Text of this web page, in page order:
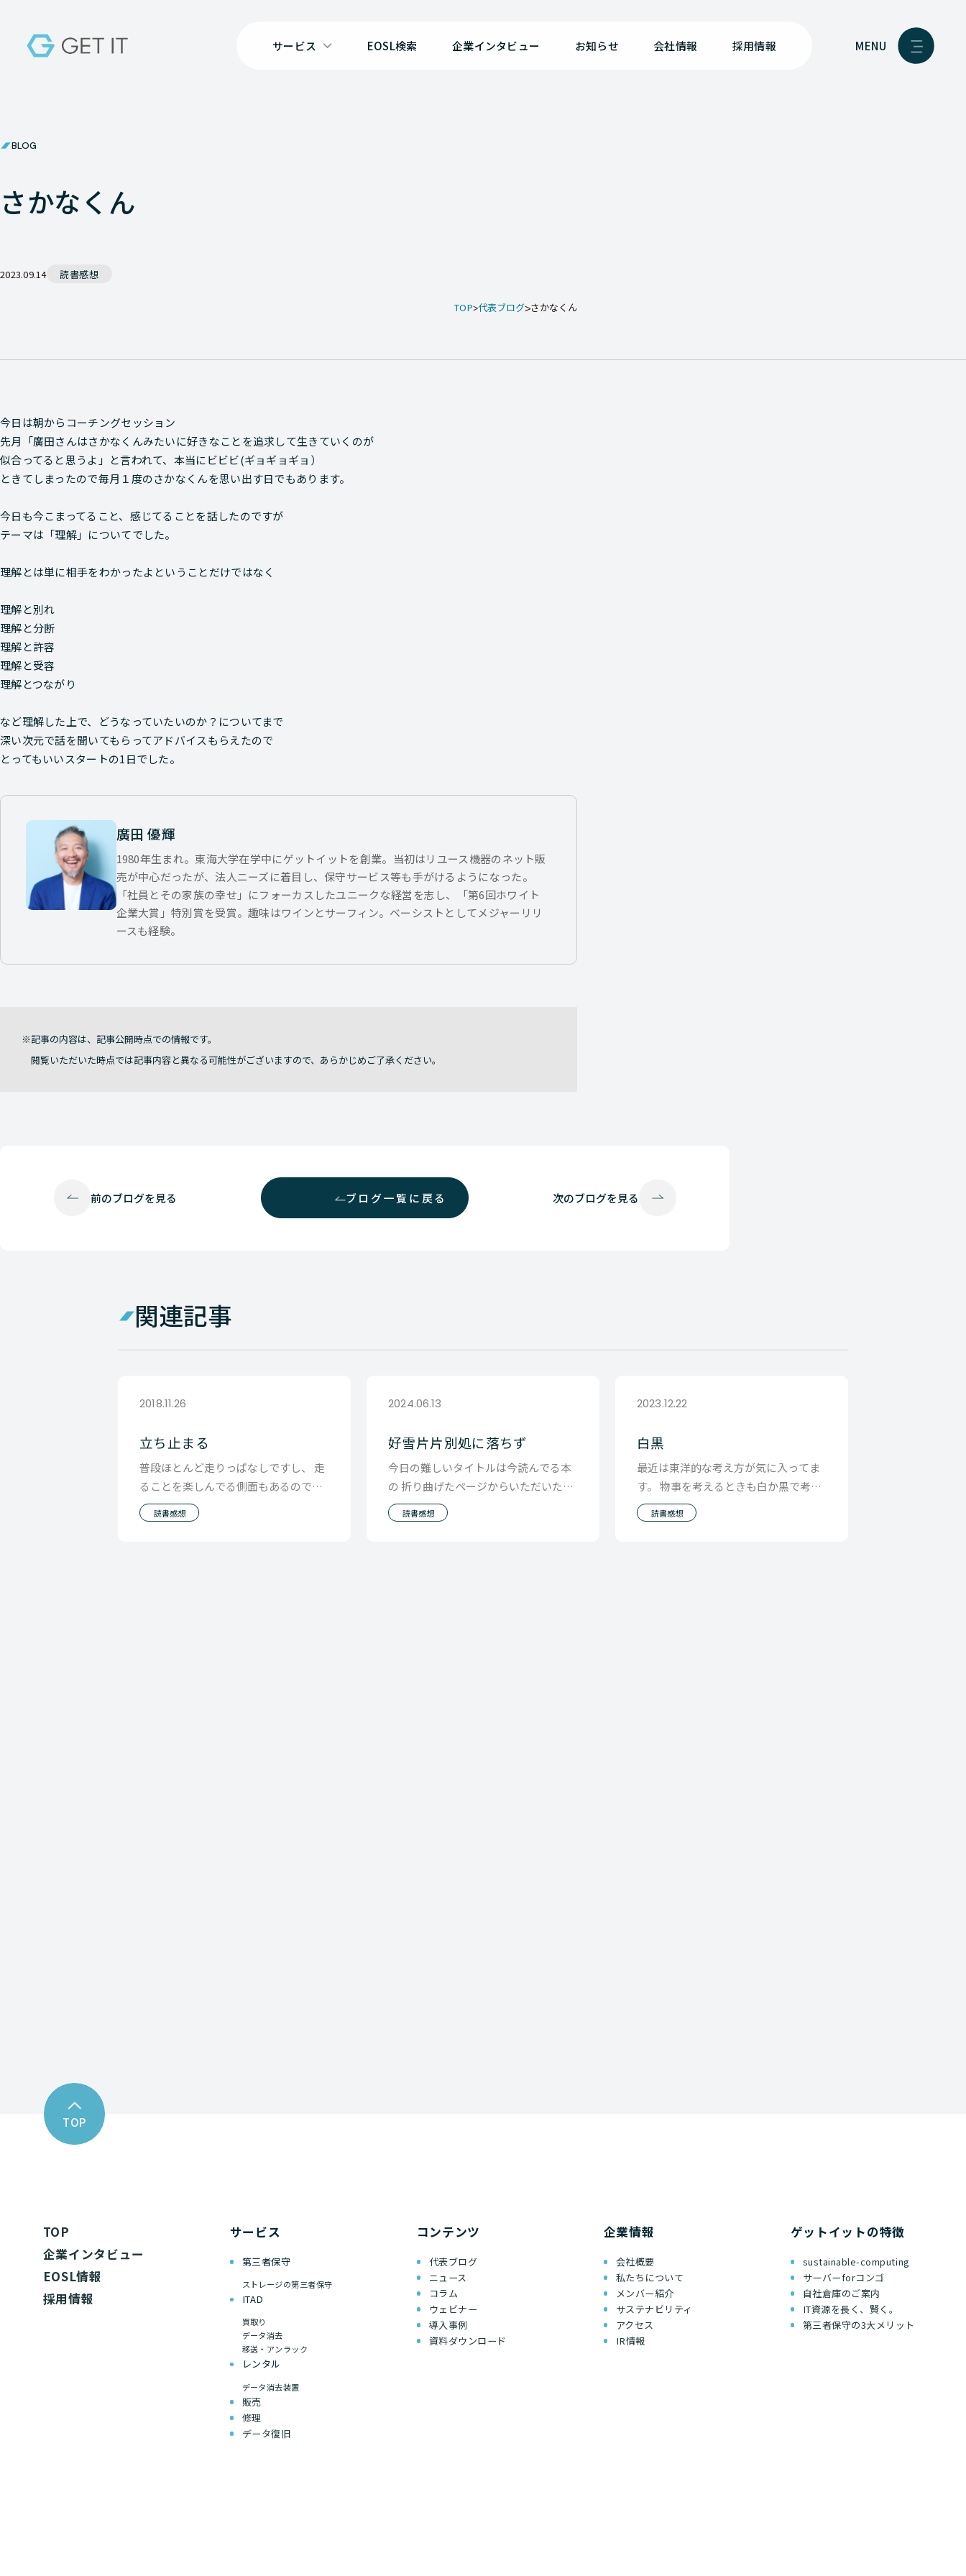
サービス EOSL検索 企業インタビュー お知らせ 会社情報 採用情報 MENU
BLOG
さかなくん
2023.09.14 読書感想
TOP 代表ブログ さかなくん
今日は朝からコーチングセッション
先月「廣田さんはさかなくんみたいに好きなことを追求して生きていくのが
似合ってると思うよ」と言われて、本当にビビビ(ギョギョギョ）
ときてしまったので毎月１度のさかなくんを思い出す日でもあります。
今日も今こまってること、感じてることを話したのですが
テーマは「理解」についてでした。
理解とは単に相手をわかったよということだけではなく
理解と別れ
理解と分断
理解と許容
理解と受容
理解とつながり
など理解した上で、どうなっていたいのか？についてまで
深い次元で話を聞いてもらってアドバイスもらえたので
とってもいいスタートの1日でした。
廣田 優輝
1980年生まれ。東海大学在学中にゲットイットを創業。当初はリユース機器のネット販
売が中心だったが、法人ニーズに着目し、保守サービス等も手がけるようになった。
「社員とその家族の幸せ」にフォーカスしたユニークな経営を志し、「第6回ホワイト
企業大賞」特別賞を受賞。趣味はワインとサーフィン。ベーシストとしてメジャーリリ
ースも経験。
記事の内容は、記事公開時点での情報です。
閲覧いただいた時点では記事内容と異なる可能性がございますので、あらかじめご了承ください。
前のブログを見る ブログ一覧に戻る 次のブログを見る
関連記事
2018.11.26
立ち止まる
普段ほとんど走りっぱなしですし、 走
ることを楽しんでる側面もあるのです
が、 そんな僕でも注意して立ち止まる
時があります。
読書感想
2024.06.13
好雪片片別処に落ちず
今日の難しいタイトルは今読んでる本
の 折り曲げたページからいただいた言
葉です。 ちょっとこの言葉と向きあっ
てみたくて 書
読書感想
2023.12.22
白黒
最近は東洋的な考え方が気に入ってま
す。 物事を考えるときも白か黒で考え
るのではなく どんなことにも白い側面
も黒い側面もあ
読書感想
TOP
TOP
企業インタビュー
EOSL情報
採用情報
サービス
第三者保守
ストレージの第三者保守
ITAD
買取り
データ消去
移送・アンラック
レンタル
データ消去装置
販売
修理
データ復旧
コンテンツ
代表ブログ
ニュース
コラム
ウェビナー
導入事例
資料ダウンロード
企業情報
会社概要
私たちについて
メンバー紹介
サステナビリティ
アクセス
IR情報
ゲットイットの特徴
sustainable-computing
サーバーforコンゴ
自社倉庫のご案内
IT資源を長く、賢く。
第三者保守の3大メリット